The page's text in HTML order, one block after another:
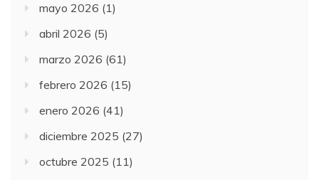
mayo 2026 (1)
abril 2026 (5)
marzo 2026 (61)
febrero 2026 (15)
enero 2026 (41)
diciembre 2025 (27)
octubre 2025 (11)